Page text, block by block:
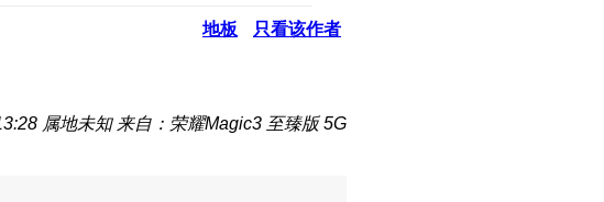
地板 只看该作者
属地未知 来自：荣耀Magic3 至臻版 5G